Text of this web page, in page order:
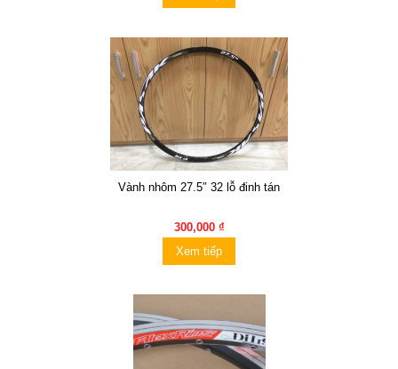
Vành nhôm 27.5″ 32 lỗ đinh tán
300,000 ₫
Xem tiếp